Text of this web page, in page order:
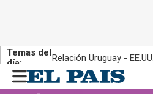
Temas del
día:
Relación Uruguay - EE.UU.